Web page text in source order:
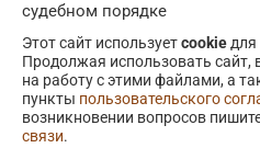
судебном порядке
Этот сайт используетcookie
Продолжая использовать сайт,
на работу с этими файлами, а
пункты пользовательского
возникновении вопросов
связи.